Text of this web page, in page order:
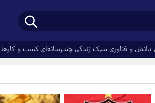
دانش و فناوری سبک زندگیچندرسانه‌ای کسب و کارها